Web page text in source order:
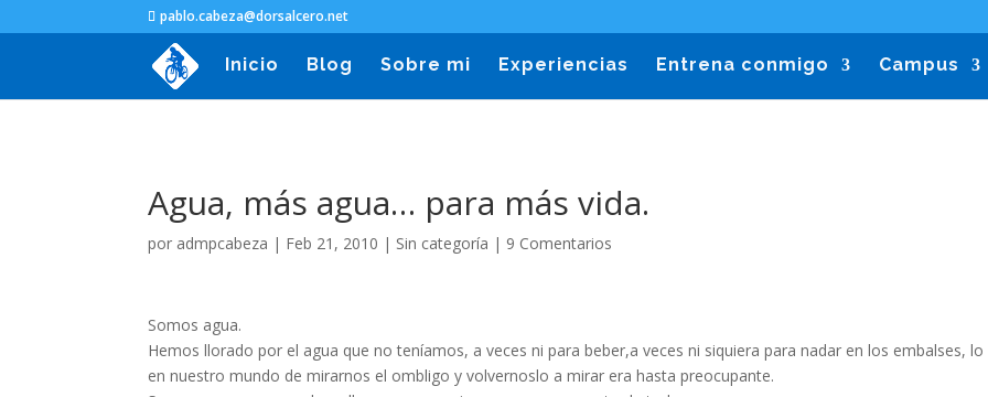
pablo.cabeza@dorsalcero.net
Inicio Blog Sobre mi Experiencias Entrena conmigo Campus
Agua, más agua… para más vida.
por admpcabeza | Feb 21, 2010 | Sin categoría | 9 Comentarios
Somos agua.
Hemos llorado por el agua que no teníamos, a veces ni para beber,a veces ni siquiera para nadar en los embalses, lo
en nuestro mundo de mirarnos el ombligo y volvernoslo a mirar era hasta preocupante.